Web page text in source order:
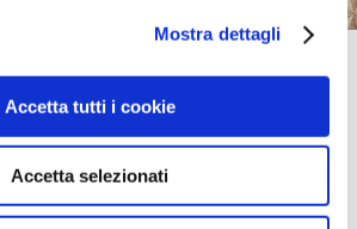
Mostra dettagli
Accetta tutti i cookie
Accetta selezionati
VIA CAMPO FIORE 110,
50137, FIRENZE, FI, Italie
itinéraire